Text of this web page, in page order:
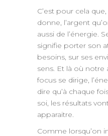
C’est pour cela
donne, l’argent
aussi de l’énergie.
signifie porter son
besoins, sur ses
sens. Et là où
focus se dirige,
dire qu’à chaque
soi, les résultats
apparaitre.
Comme lorsqu’on